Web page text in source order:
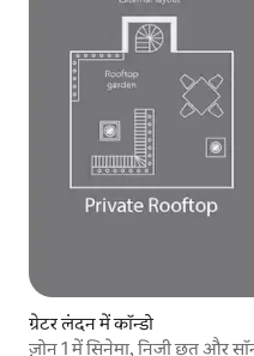
ग्रेटर लंदन में कॉन्डो
ज़ोन 1 में सिनेमा, निजी छत और